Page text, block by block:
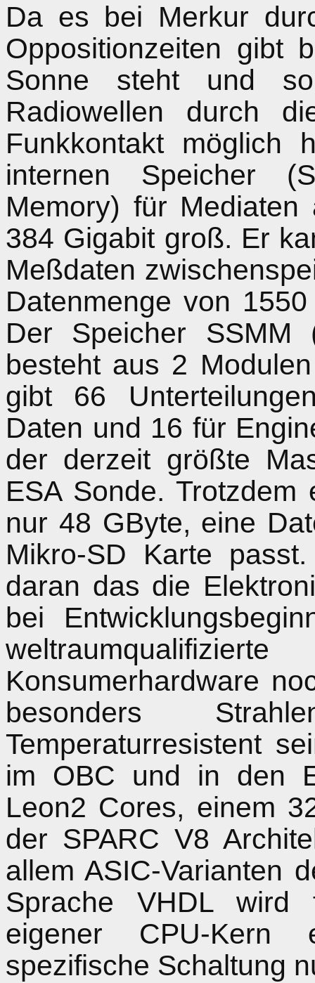
Da es bei Merkur
Oppositionzeiten gibt
Sonne steht und
Radiowellen durch
Funkkontakt möglich
internen Speicher
Memory) für
384 Gigabit groß. Er
Meßdaten
Datenmenge von
Der Speicher SSMM
besteht aus 2
gibt 66
Daten und 16 für
der derzeit größte
ESA Sonde.
nur 48 GByte, eine
Mikro-SD Karte
daran das die
bei
Konsumerhardware
besonders
Temperaturresistent
im OBC und in den
Leon2 Cores, einem
der SPARC V8
allem ASIC-Varianten
Sprache VHDL wird
eigener CPU-
spezifische Schaltung